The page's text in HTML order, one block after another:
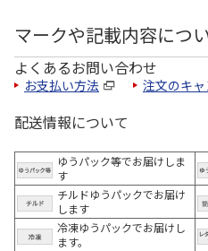
マークや記載内容につ
よくあるお問い合わせ
お支払い方法 注文のキ
配送情報について
ゆうパック等でお届けしま
す
チルドゆうパックでお届け
します
冷凍ゆうパックでお届けし
ます。